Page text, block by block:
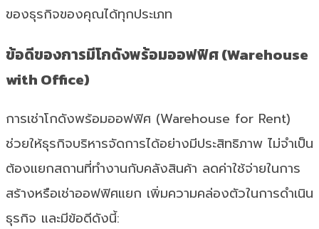
ของธุรกิจของคุณได้ทุกประเภท
ข้อดีของการมีโกดังพร้อมออฟฟิศ (Warehouse
with Office)
การเช่าโกดังพร้อมออฟฟิศ (Warehouse for Rent)
ช่วยให้ธุรกิจบริหารจัดการได้อย่างมีประสิทธิภาพ ไม่จำเป็น
ต้องแยกสถานที่ทำงานกับคลังสินค้า ลดค่าใช้จ่ายในการ
สร้างหรือเช่าออฟฟิศแยก เพิ่มความคล่องตัวในการดำเนิน
ธุรกิจ และมีข้อดีดังนี้: